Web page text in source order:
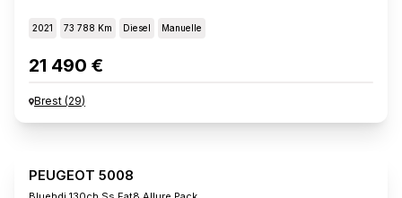
2021 73 788 Km Diesel Manuelle
21 490 €
Brest (29)
PEUGEOT 5008